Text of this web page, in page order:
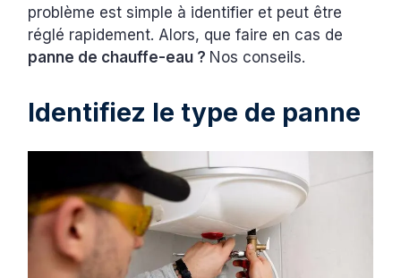
problème est simple à identifier et peut être
réglé rapidement. Alors, que faire en cas de
panne de chauffe-eau ? Nos conseils.
Identifiez le type de panne